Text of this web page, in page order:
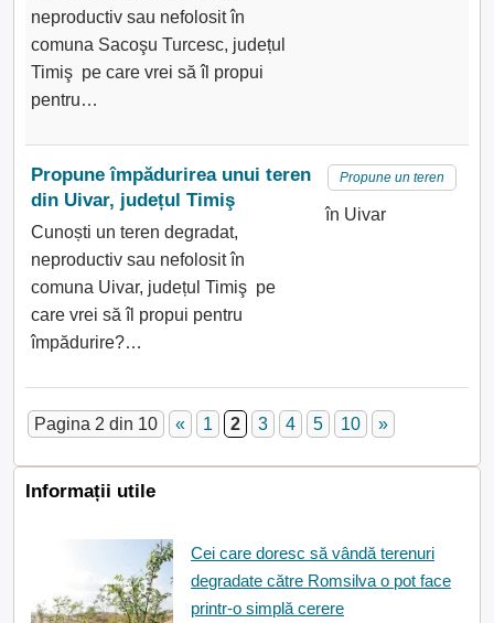
neproductiv sau nefolosit în
comuna Sacoşu Turcesc, județul
Timiş pe care vrei să îl propui
pentru…
Propune împădurirea unui teren
din Uivar, județul Timiş
Cunoști un teren degradat,
neproductiv sau nefolosit în
comuna Uivar, județul Timiş pe
care vrei să îl propui pentru
împădurire?…
Propune un teren
în Uivar
Pagina 2 din 10 « 1 2 3 4 5 10 »
Informații utile
Cei care doresc să vândă terenuri
degradate către Romsilva o pot face
printr-o simplă cerere